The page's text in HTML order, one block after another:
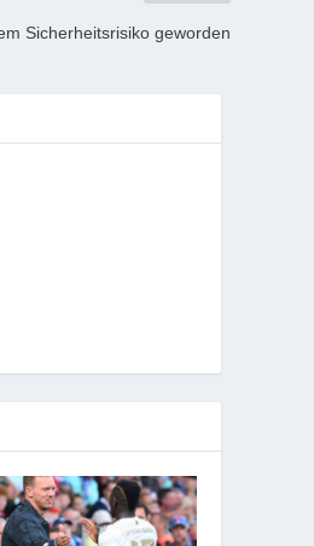
Sicherheitsrisiko geworden